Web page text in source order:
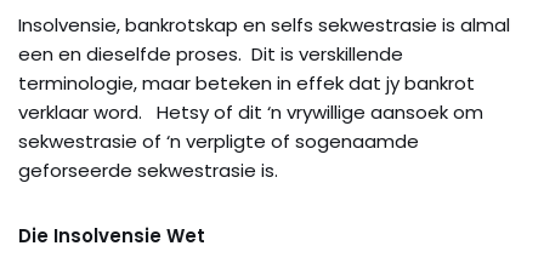
Insolvensie, bankrotskap en selfs sekwestrasie is almal
een en dieselfde proses. Dit is verskillende
terminologie, maar beteken in effek dat jy bankrot
verklaar word. Hetsy of dit ‘n vrywillige aansoek om
sekwestrasie of ‘n verpligte of sogenaamde
geforseerde sekwestrasie is.
Die Insolvensie Wet